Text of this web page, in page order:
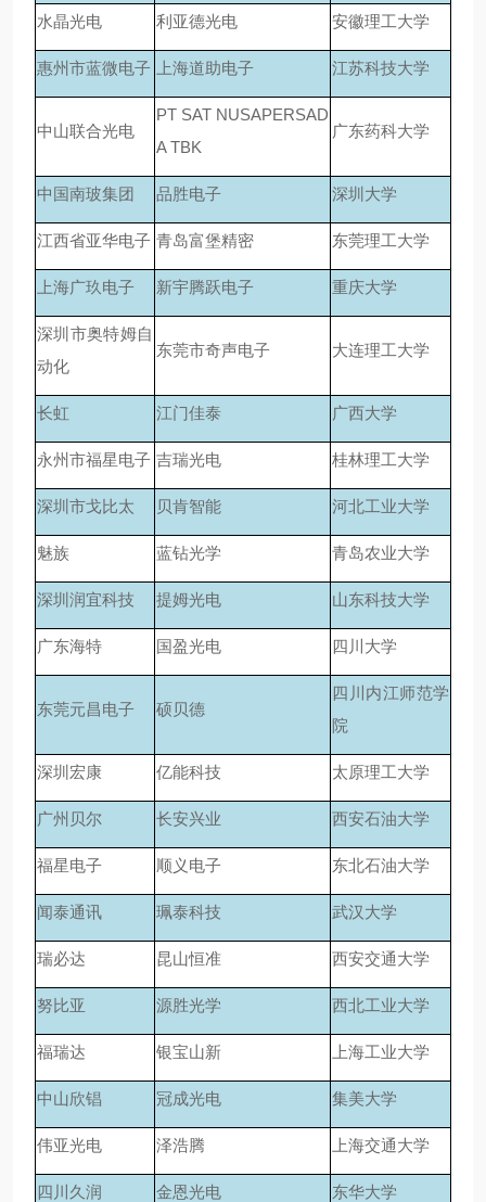
水晶光电 利亚德光电 安徽理工大学
惠州市蓝微电子 上海道助电子 江苏科技大学
中山联合光电
PT SAT NUSAPERSAD
A TBK
广东药科大学
中国南玻集团 品胜电子 深圳大学
江西省亚华电子 青岛富堡精密 东莞理工大学
上海广玖电子 新宇腾跃电子 重庆大学
深圳市奥特姆自
动化
东莞市奇声电子 大连理工大学
长虹 江门佳泰 广西大学
永州市福星电子 吉瑞光电 桂林理工大学
深圳市戈比太 贝肯智能 河北工业大学
魅族 蓝钻光学 青岛农业大学
深圳润宜科技 提姆光电 山东科技大学
广东海特 国盈光电 四川大学
东莞元昌电子 硕贝德
四川内江师范学
院
深圳宏康 亿能科技 太原理工大学
广州贝尔 长安兴业 西安石油大学
福星电子 顺义电子 东北石油大学
闻泰通讯 珮泰科技 武汉大学
瑞必达 昆山恒准 西安交通大学
努比亚 源胜光学 西北工业大学
福瑞达 银宝山新 上海工业大学
中山欣锠 冠成光电 集美大学
伟亚光电 泽浩腾 上海交通大学
四川久润 金恩光电 东华大学